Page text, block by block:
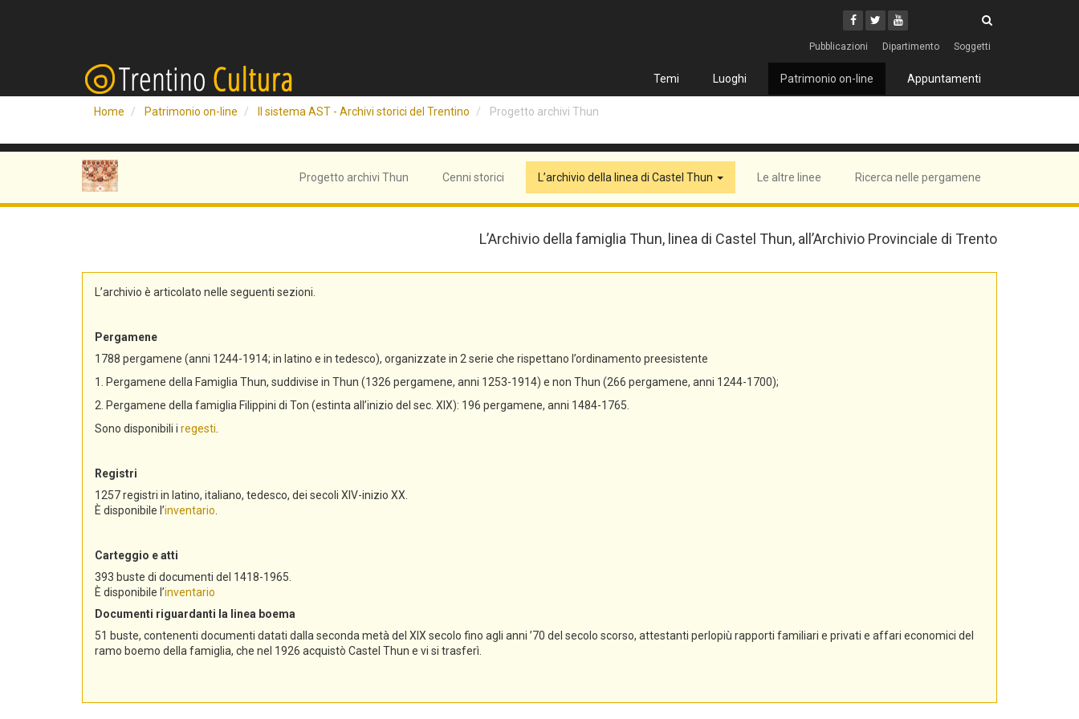
Facebook
Twitter
Youtube
Pubblicazioni Dipartimento Soggetti
Temi Luoghi Patrimonio on-line Appuntamenti
Home Patrimonio on-line Il sistema AST - Archivi storici del Trentino Progetto archivi Thun
Progetto archivi Thun Cenni storici L’archivio della linea di Castel Thun Le altre linee Ricerca nelle pergamene
L’Archivio della famiglia Thun, linea di Castel Thun, all’Archivio Provinciale di Trento
L’archivio è articolato nelle seguenti sezioni.
Pergamene
1788 pergamene (anni 1244-1914; in latino e in tedesco), organizzate in 2 serie che rispettano l’ordinamento preesistente
1. Pergamene della Famiglia Thun, suddivise in Thun (1326 pergamene, anni 1253-1914) e non Thun (266 pergamene, anni 1244-1700);
2. Pergamene della famiglia Filippini di Ton (estinta all’inizio del sec. XIX): 196 pergamene, anni 1484-1765.
Sono disponibili i regesti
Registri
1257 registri in latino, italiano, tedesco, dei secoli XIV-inizio XX.
È disponibile l’inventario
Carteggio e atti
393 buste di documenti del 1418-1965.
È disponibile l’inventario
Documenti riguardanti la linea boema
51 buste, contenenti documenti datati dalla seconda metà del XIX secolo fino agli anni ’70 del secolo scorso, attestanti perlopiù rapporti familiari e privati e affari economici del
ramo boemo della famiglia, che nel 1926 acquistò Castel Thun e vi si trasferì.